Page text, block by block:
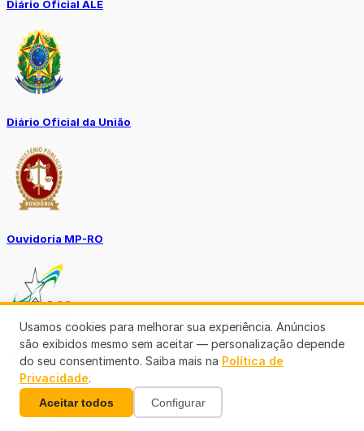
Diário Oficial ALE
Diário Oficial da União
Ouvidoria MP-RO
Diário Oficial Municípios
Usamos cookies para melhorar sua experiência. Anúncios
são exibidos mesmo sem aceitar — personalização depende
do seu consentimento. Saiba mais na Política de
Privacidade.
Aceitar todos Configurar